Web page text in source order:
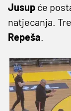
Jusup će
natjecanja.
Repeša.